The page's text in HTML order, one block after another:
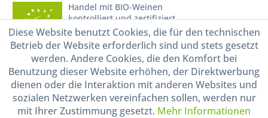
Handel mit BIO-Weinen
kontrolliert und zertifiziert
durch DE-ÖKO-009
Diese Website benutzt Cookies, die für den technischen
Betrieb der Website erforderlich sind und stets gesetzt
werden. Andere Cookies, die den Komfort bei
Benutzung dieser Website erhöhen, der Direktwerbung
dienen oder die Interaktion mit anderen Websites und
sozialen Netzwerken vereinfachen sollen, werden nur
mit Ihrer Zustimmung gesetzt. Mehr Informationen